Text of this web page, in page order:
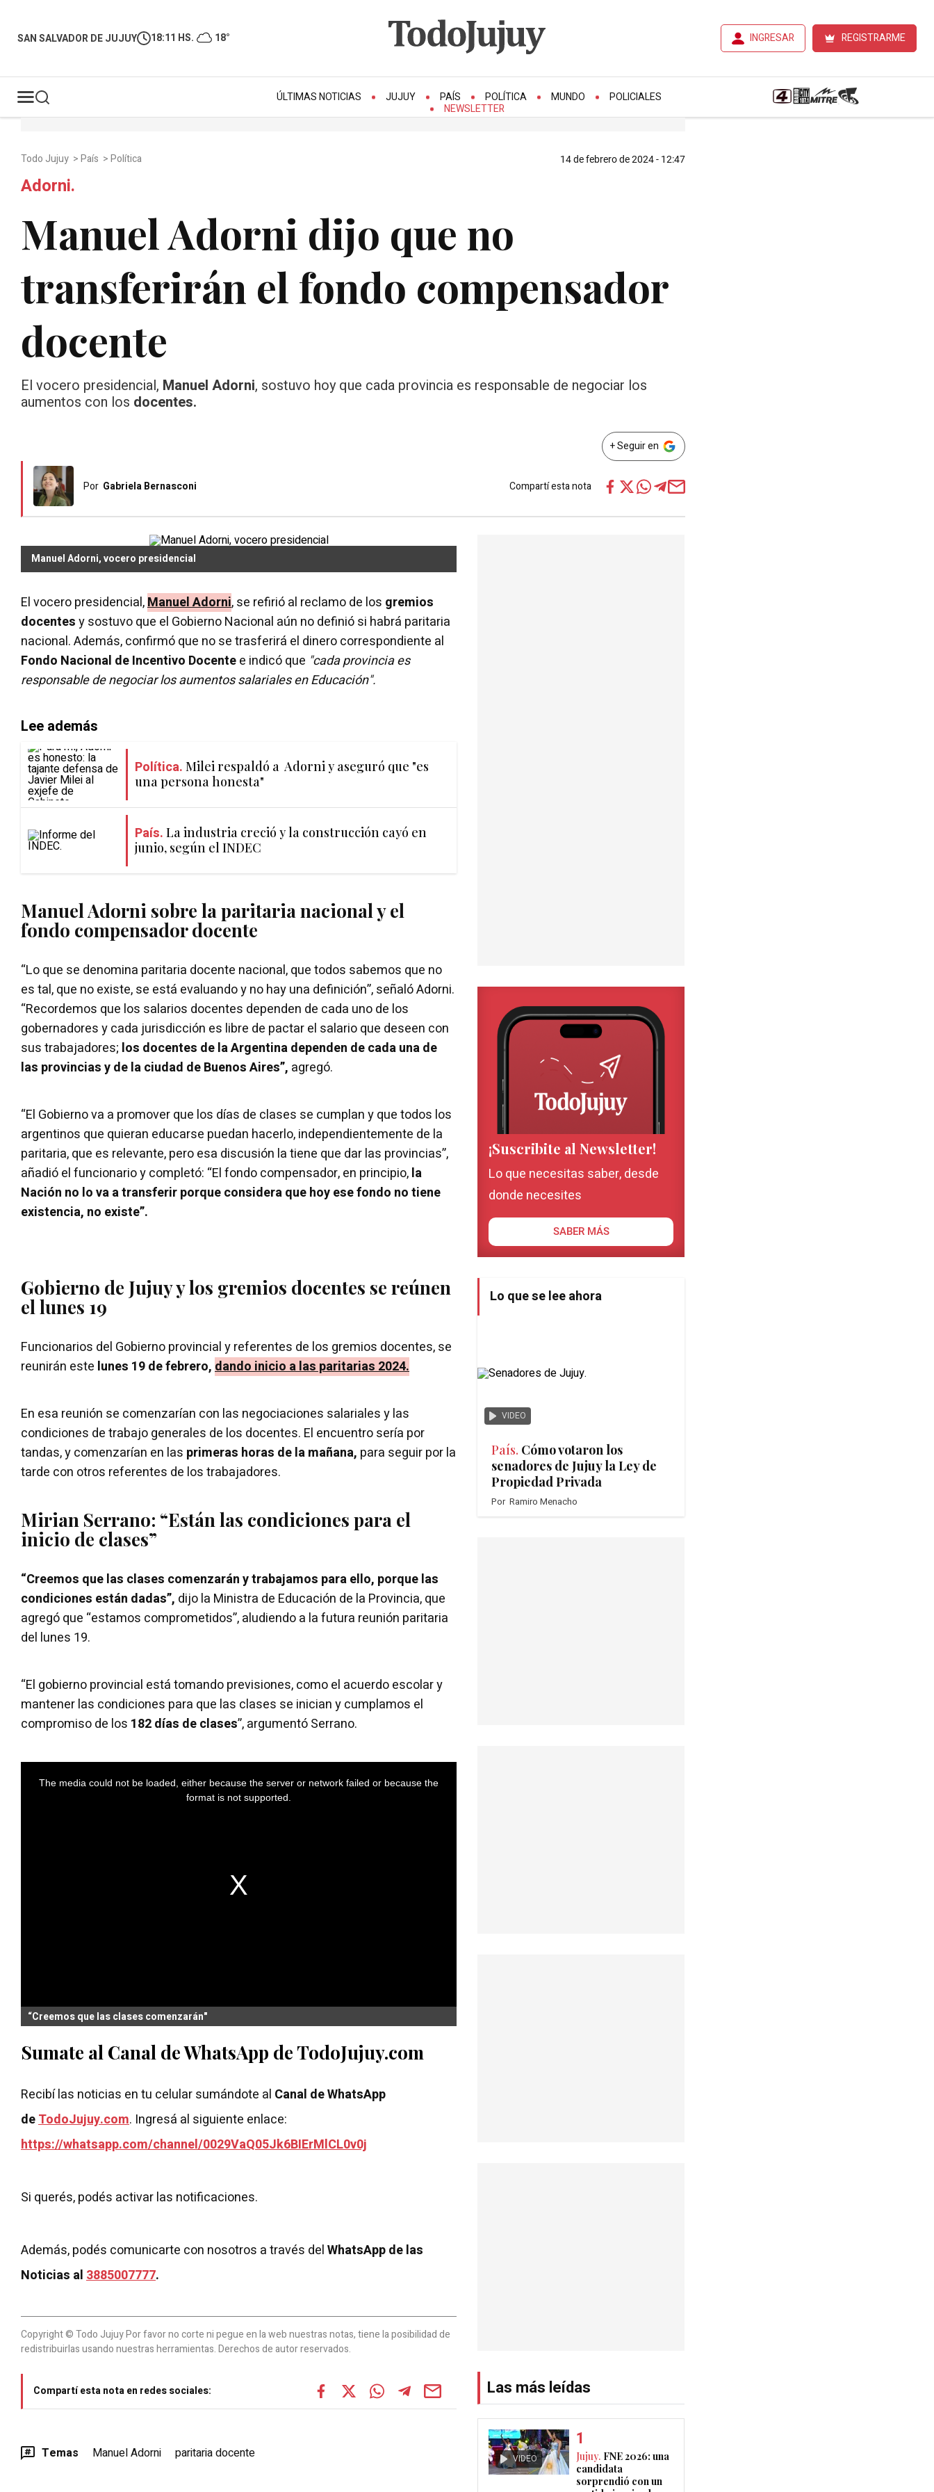
SAN SALVADOR DE JUJUY 18:11 HS. 18° INGRESAR REGISTRARME
ÚLTIMAS NOTICIAS JUJUY PAÍS POLÍTICA MUNDO
POLICIALES
NEWSLETTER
Todo Jujuy >País >Política 14 de febrero de 2024 - 12:47
Adorni.
Manuel Adorni dijo que no
transferirán el fondo compensador
docente
El vocero presidencial, Manuel Adorni, sostuvo hoy que cada provincia es responsable de negociar los
aumentos con los docentes.
+ Seguir en
Por Gabriela Bernasconi Compartí esta nota
Manuel Adorni, vocero presidencial
El vocero presidencial,Manuel Adorni, se refirió al reclamo de los gremios
docentesy sostuvo que el Gobierno Nacional aún no definió si habrá paritaria
nacional. Además, confirmó que no se trasferirá el dinero correspondiente al
Fondo Nacional de Incentivo Docentee indicó que "cada provincia es
responsable de negociar los aumentos salariales en Educación".
Lee además
Política. Milei respaldó a Adorni y aseguró que "es
una persona honesta"
País. La industria creció y la construcción cayó en
junio, según el INDEC
Manuel Adorni sobre la paritaria nacional y el
fondo compensador docente
“Lo que se denomina paritaria docente nacional, que todos sabemos que no
es tal, que no existe, se está evaluando y no hay una definición”, señaló Adorni.
“Recordemos que los salarios docentes dependen de cada uno de los
gobernadores y cada jurisdicción es libre de pactar el salario que deseen con
sus trabajadores; los docentes de la Argentina dependen de cada una de
las provincias y de la ciudad de Buenos Aires”, agregó.
“El Gobierno va a promover que los días de clases se cumplan y que todos los
argentinos que quieran educarse puedan hacerlo, independientemente de la
paritaria, que es relevante, pero esa discusión la tiene que dar las provincias”,
añadió el funcionario y completó: “El fondo compensador, en principio,la
Nación no lo va a transferir porque considera que hoy ese fondo no tiene
existencia, no existe”.
Gobierno de Jujuy y los gremios docentes se reúnen
el lunes 19
Funcionarios del Gobierno provincial y referentes de los gremios docentes, se
reunirán este lunes 19 de febrero,dando inicio a las paritarias 2024.
En esa reunión se comenzarían con las negociaciones salariales y las
condiciones de trabajo generales de los docentes. El encuentro sería por
tandas, y comenzarían en las primeras horas de la mañana, para seguir por la
tarde con otros referentes de los trabajadores.
Mirian Serrano: “Están las condiciones para el
inicio de clases”
“Creemos que las clases comenzarán y trabajamos para ello, porque las
condiciones están dadas”, dijo la Ministra de Educación de la Provincia, que
agregó que “estamos comprometidos”, aludiendo a la futura reunión paritaria
del lunes 19.
“El gobierno provincial está tomando previsiones, como el acuerdo escolar y
mantener las condiciones para que las clases se inician y cumplamos el
compromiso de los 182 días de clases”, argumentó Serrano.
“Creemos que las clases comenzarán"
Sumate al Canal de WhatsApp de TodoJujuy.com
Recibí las noticias en tu celular sumándote al Canal de WhatsApp
deTodoJujuy.com. Ingresá al siguiente enlace:
https://whatsapp.com/channel/0029VaQ05Jk6BIErMlCL0v0j
Si querés, podés activar las notificaciones.
Además, podés comunicarte con nosotros a través delWhatsApp de las
Noticias al3885007777.
Copyright © Todo Jujuy Por favor no corte ni pegue en la web nuestras notas, tiene la posibilidad de
redistribuirlas usando nuestras herramientas. Derechos de autor reservados.
Compartí esta nota en redes sociales:
Temas Manuel Adorni paritaria docente
¡Suscribite al Newsletter!
Lo que necesitas saber, desde
donde necesites
SABER MÁS
Lo que se lee ahora
VIDEO
País. Cómo votaron los
senadores de Jujuy la Ley de
Propiedad Privada
Por Ramiro Menacho
Las más leídas
VIDEO Jujuy. FNE 2026: una
candidata
sorprendió con un